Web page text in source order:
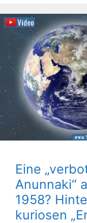
Eine
Anunnaki“
1958?
kuriosen